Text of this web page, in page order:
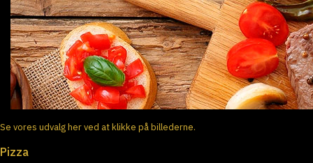
Se vores udvalg her ved at klikke på billederne.
Pizza